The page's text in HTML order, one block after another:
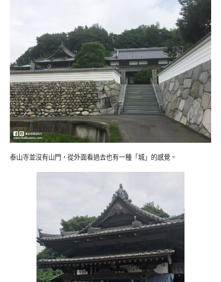
泰山寺並沒有山門，從外面看過去也有一種「城」的感覺。